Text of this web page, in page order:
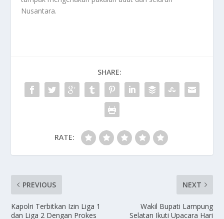
Nusantara.
SHARE:
RATE:
PREVIOUS
Kapolri Terbitkan Izin Liga 1
dan Liga 2 Dengan Prokes
NEXT
Wakil Bupati Lampung
Selatan Ikuti Upacara Hari